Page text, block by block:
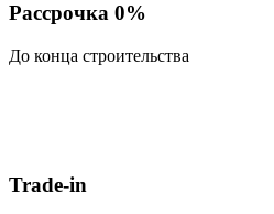
Рассрочка 0%
До конца строительства
Trade-in